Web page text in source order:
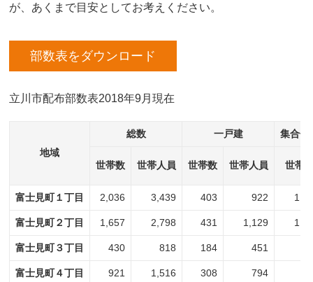
が、あくまで目安としてお考えください。
部数表をダウンロード
立川市配布部数表2018年9月現在
地域
総数 一戸建 集合住
世帯数 世帯人員 世帯数 世帯人員 世帯
富士見町１丁目 2,036 3,439 403 922
富士見町２丁目 1,657 2,798 431 1,129
富士見町３丁目 430 818 184 451
富士見町４丁目 921 1,516 308 794